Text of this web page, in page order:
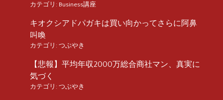
カテゴリ: Business講座
キオクシアドパガキは買い向かってさらに阿鼻
叫喚
カテゴリ: つぶやき
【悲報】平均年収2000万総合商社マン、真実に
気づく
カテゴリ: つぶやき